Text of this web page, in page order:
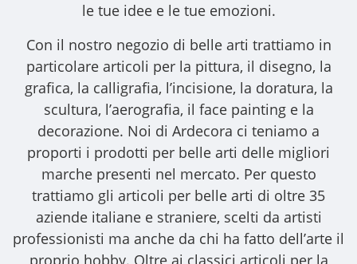
le tue idee e le tue emozioni.
Con il nostro negozio di belle arti trattiamo in
particolare articoli per la pittura, il disegno, la
grafica, la calligrafia, l’incisione, la doratura, la
scultura, l’aerografia, il face painting e la
decorazione. Noi di Ardecora ci teniamo a
proporti i prodotti per belle arti delle migliori
marche presenti nel mercato. Per questo
trattiamo gli articoli per belle arti di oltre 35
aziende italiane e straniere, scelti da artisti
professionisti ma anche da chi ha fatto dell’arte il
proprio hobby. Oltre ai classici articoli per la